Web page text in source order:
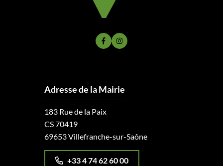
Lien vers le compte Facebook
Lien vers le compte Instagram
Adresse de la Mairie
183 Rue de la Paix
CS 70419
69653 Villefranche-sur-Saône
+33 4 74 62 60 00